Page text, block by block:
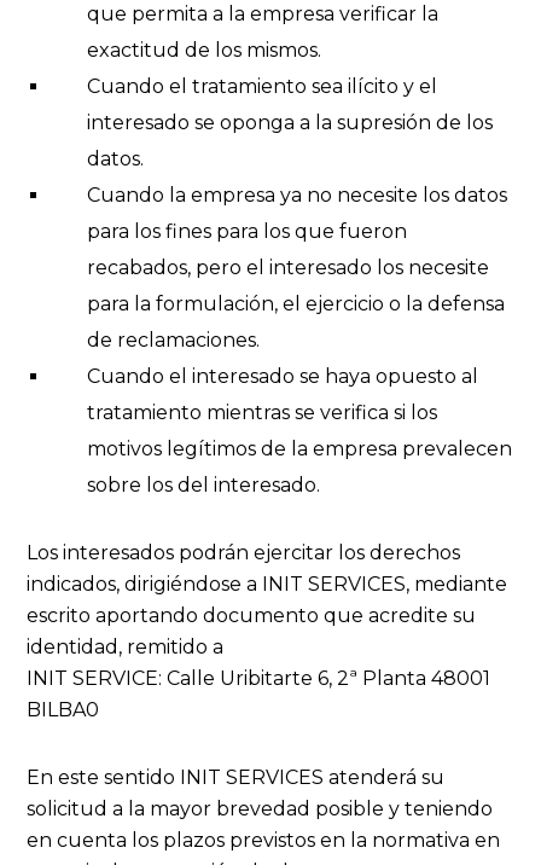
que permita a la empresa verificar la
exactitud de los mismos.
Cuando el tratamiento sea ilícito y el
interesado se oponga a la supresión de los
datos.
Cuando la empresa ya no necesite los datos
para los fines para los que fueron
recabados, pero el interesado los necesite
para la formulación, el ejercicio o la defensa
de reclamaciones.
Cuando el interesado se haya opuesto al
tratamiento mientras se verifica si los
motivos legítimos de la empresa prevalecen
sobre los del interesado.
Los interesados podrán ejercitar los derechos
indicados, dirigiéndose a INIT SERVICES, mediante
escrito aportando documento que acredite su
identidad, remitido a
INIT SERVICE: Calle Uribitarte 6, 2ª Planta 48001
BILBA0
En este sentido INIT SERVICES atenderá su
solicitud a la mayor brevedad posible y teniendo
en cuenta los plazos previstos en la normativa en